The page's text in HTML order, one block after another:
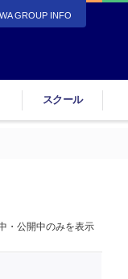
GROUP INFO
スクール
・公開中のみを表示